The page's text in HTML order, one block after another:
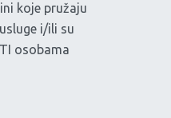
koje pružaju
i/ili su
osobama